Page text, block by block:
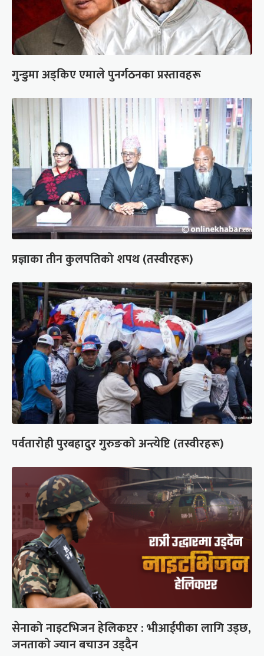
गुन्डुमा अड्किए एमाले पुनर्गठनका प्रस्तावहरू
प्रज्ञाका तीन कुलपतिको शपथ (तस्वीरहरू)
पर्वतारोही पुरबहादुर गुरुङको अन्त्येष्टि (तस्वीरहरू)
सेनाको नाइटभिजन हेलिकप्टर : भीआईपीका लागि उड्छ,
जनताको ज्यान बचाउन उड्दैन